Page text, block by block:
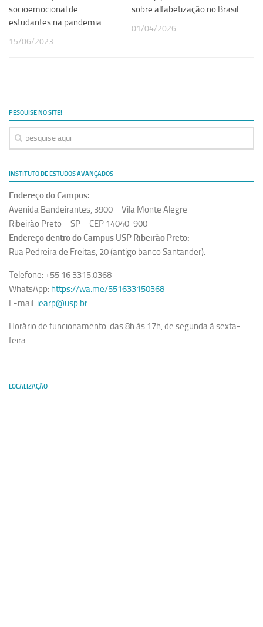
socioemocional de
estudantes na pandemia
15/06/2023
sobre alfabetização no Brasil
01/04/2026
PESQUISE NO SITE!
INSTITUTO DE ESTUDOS AVANÇADOS
Endereço do Campus:
Avenida Bandeirantes, 3900 – Vila Monte Alegre
Ribeirão Preto – SP – CEP 14040-900
Endereço dentro do Campus USP Ribeirão Preto:
Rua Pedreira de Freitas, 20 (antigo banco Santander).
Telefone: +55 16 3315.0368
WhatsApp: https://wa.me/551633150368
E-mail: iearp@usp.br
Horário de funcionamento: das 8h às 17h, de segunda à sexta-
feira.
LOCALIZAÇÃO